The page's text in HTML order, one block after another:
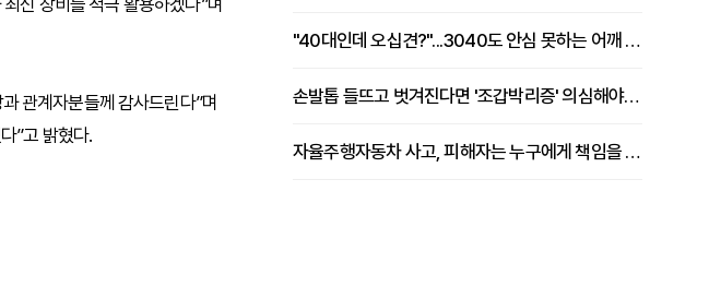
신 장비를 적극 활용하겠다”며
관계자분들께 감사드린다”며
”고 밝혔다.
"40대인데 오십견?"...3040도 안심 못하는 어깨 유착성 관절낭염
손발톱 들뜨고 벗겨진다면 '조갑박리증' 의심해야 [김철윤 원장 칼럼]
자율주행자동차 사고, 피해자는 누구에게 책임을 물을 수 있을까